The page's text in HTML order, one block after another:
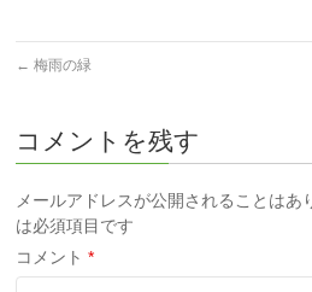
← 梅雨の緑
コメントを残す
メールアドレスが公開されることはあ
は必須項目です
コメント*